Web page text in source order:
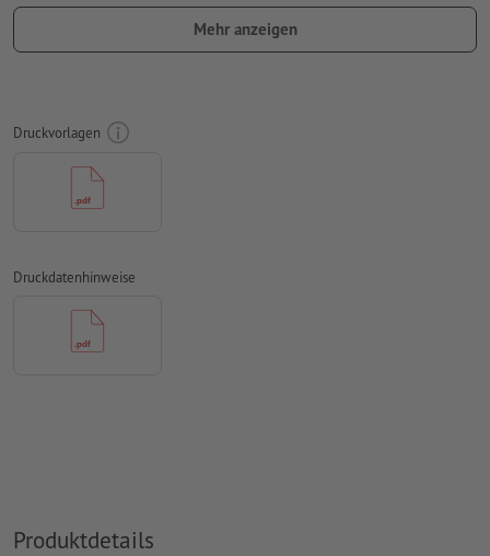
Kopf steht, sollte in den Druckdaten dieLeserichtung
berücksichtigt werden
umlaufend 2 mm
mit mind. 4 mm Abstand zum Endformat
Schriftenmüssen vollständig eingebettet oder in Kurven
konvertiert werden
Papiere, FOGRA52 (PSO Uncoated v3 FOGRA52) für
Rechtschreib- und Satzfehler
Mehr anzeigen
Druckvorlagen
Druckdatenhinweise
Produktdetails